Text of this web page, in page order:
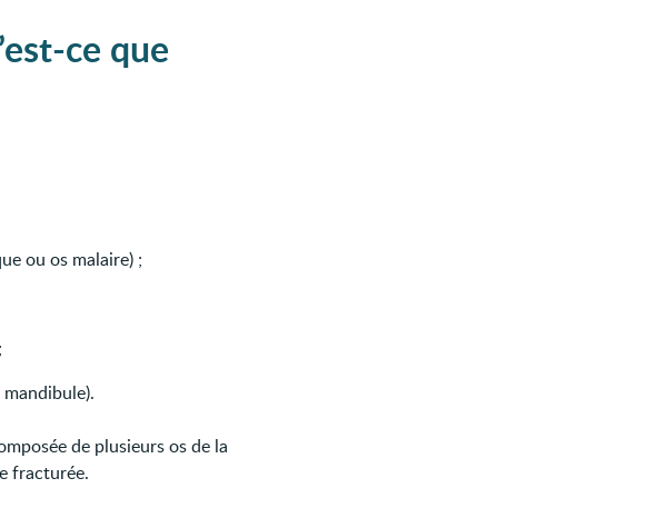
ce que
ou os malaire) ;
de plusieurs os de la
fracturée.